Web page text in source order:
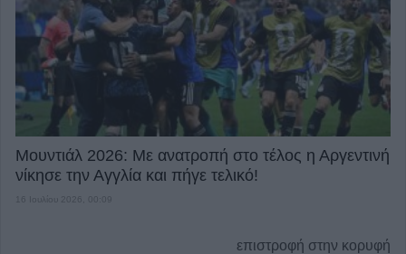
Μουντιάλ 2026: Με ανατροπή στο τέλος η Αργεντινή
νίκησε την Αγγλία και πήγε τελικό!
16 Ιουλίου 2026, 00:09
επιστροφή στην κορυφή